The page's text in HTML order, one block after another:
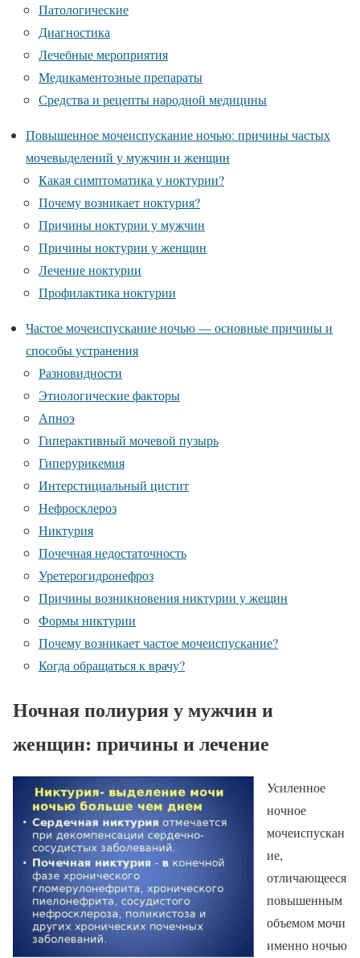
Патологические
Диагностика
Лечебные мероприятия
Медикаментозные препараты
Средства и рецепты народной медицины
Повышенное мочеиспускание ночью: причины частых
мочевыделений у мужчин и женщин
Какая симптоматика у ноктурии?
Почему возникает ноктурия?
Причины ноктурии у мужчин
Причины ноктурии у женщин
Лечение ноктурии
Профилактика ноктурии
Частое мочеиспускание ночью — основные причины и
способы устранения
Разновидности
Этиологические факторы
Апноэ
Гиперактивный мочевой пузырь
Гиперурикемия
Интерстициальный цистит
Нефросклероз
Никтурия
Почечная недостаточность
Уретерогидронефроз
Причины возникновения никтурии у жещин
Формы никтурии
Почему возникает частое мочеиспускание?
Когда обращаться к врачу?
Ночная полиурия у мужчин и
женщин: причины и лечение
Усиленное
ночное
мочеиспускан
ие,
отличающееся
повышенным
объемом мочи
именно ночью